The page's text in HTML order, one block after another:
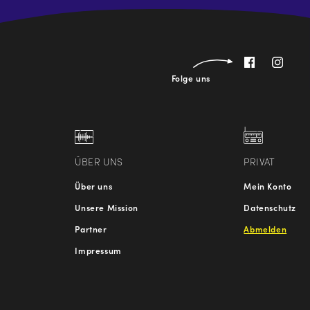
Folge uns
ÜBER UNS
Über uns
Unsere Mission
Partner
Impressum
PRIVAT
Mein Konto
Datenschutz
Abmelden